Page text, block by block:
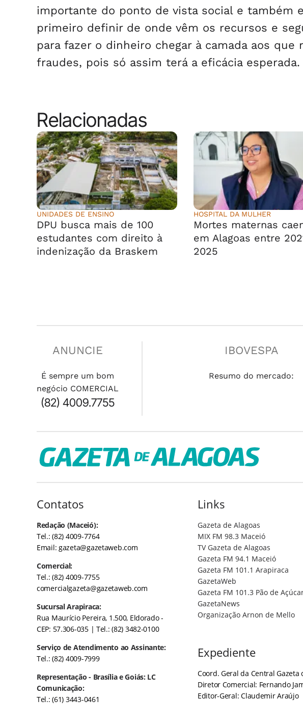
importante do ponto de vista social e também
primeiro definir de onde vêm os recursos e
para fazer o dinheiro chegar à camada aos
fraudes, pois só assim terá a eficácia esperada.
Relacionadas
UNIDADES DE ENSINO
DPU busca mais de 100
estudantes com direito à
indenização da Braskem
HOSPITAL DA MULHER
Mortes maternas
em Alagoas entre
2025
ANUNCIE
É sempre um bom
negócio COMERCIAL
(82) 4009.7755
IBOVESPA
Resumo do mercado:
Contatos
Redação (Maceió):
Tel.: (82) 4009-7764
Email:gazeta@gazetaweb.com
Comercial:
Tel.: (82) 4009-7755
comercialgazeta@gazetaweb.com
Sucursal Arapiraca:
Rua Maurício Pereira, 1.500, Eldorado -
CEP: 57.306-035 | Tel.: (82) 3482-0100
Serviço de Atendimento ao Assinante:
Tel.: (82) 4009-7999
Representação - Brasília e Goiás: LC
Comunicação:
Tel.: (61) 3443-0461
Links
Gazeta de Alagoas
MIX FM 98.3 Maceió
TV Gazeta de Alagoas
Gazeta FM 94.1 Maceió
Gazeta FM 101.1 Arapiraca
GazetaWeb
Gazeta FM 101.3 Pão de
GazetaNews
Organização Arnon de Mello
Expediente
Coord. Geral da Central Gazeta
Diretor Comercial: Fernando
Editor-Geral: Claudemir Araújo